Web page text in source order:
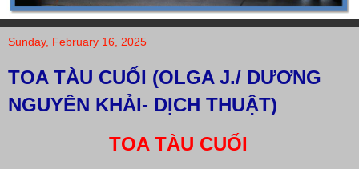
Sunday, February 16, 2025
TOA TÀU CUỐI (OLGA J./ DƯƠNG
NGUYÊN KHẢI- DỊCH THUẬT)
TOA TÀU CUỐI